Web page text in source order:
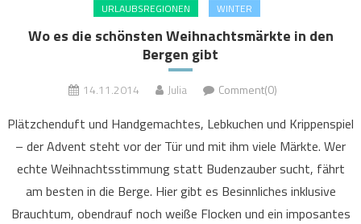
URLAUBSREGIONEN WINTER
Wo es die schönsten Weihnachtsmärkte in den
Bergen gibt
14.11.2014 Julia Comment(0)
Plätzchenduft und Handgemachtes, Lebkuchen und Krippenspiel
– der Advent steht vor der Tür und mit ihm viele Märkte. Wer
echte Weihnachtsstimmung statt Budenzauber sucht, fährt
am besten in die Berge. Hier gibt es Besinnliches inklusive
Brauchtum, obendrauf noch weiße Flocken und ein imposantes